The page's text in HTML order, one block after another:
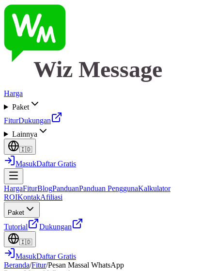
Wiz Message
Harga
Paket
FiturDukungan
Lainnya
🇮🇩
MasukDaftar Gratis
HargaFiturBlogPanduanPanduan PenggunaKalkulator
ROIKontakAfiliasi
Paket
Tutorial Dukungan
🇮🇩
MasukDaftar Gratis
Beranda/Fitur/Pesan Massal WhatsApp